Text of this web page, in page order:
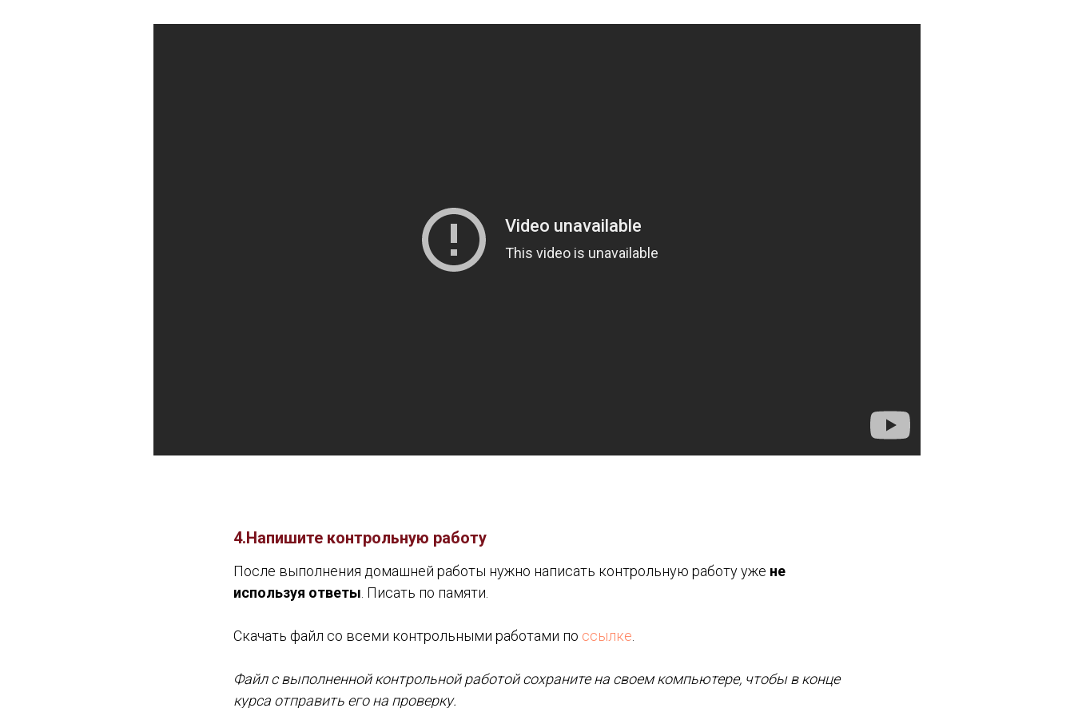
4.Напишите контрольную работу
После выполнения домашней работы нужно написать контрольную работу уже не
используя ответы . Писать по памяти.
Скачать файл со всеми контрольными работами по ссылке
Файл с выполненной контрольной работой сохраните на своем компьютере, чтобы в конце
курса отправить его на проверку.